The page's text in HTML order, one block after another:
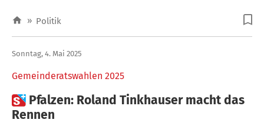
» Politik
Gemeinderatswahlen 2025
Sonntag, 4. Mai 2025
 Pfalzen: Roland Tinkhauser macht das
Rennen